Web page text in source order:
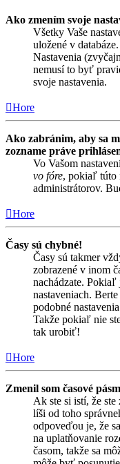
Ako zmením svoje
Všetky Vaše
uložené v
Nastavenia
nemusí to byť
svoje nastavenia.
Hore
Ako zabránim, aby sa
zozname práve
Vo Vašom
vo fóre, pokiaľ túto
administrátorov.
Hore
Časy sú chybné!
Časy sú takmer
zobrazené v inom
nachádzate. Pokiaľ
nastaveniach.
podobné
Takže pokiaľ nie
tak urobiť!
Hore
Zmenil som časové
Ak ste si istí, že ste
líši od toho
odpoveďou je, že
na uplatňovanie
časom, takže sa